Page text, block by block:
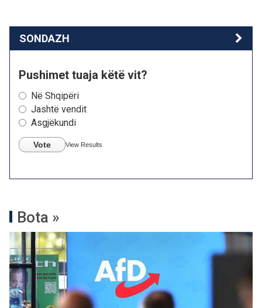
SONDAZH
Pushimet tuaja këtë vit?
Në Shqipëri
Jashtë vendit
Asgjëkundi
Vote View Results
Bota »